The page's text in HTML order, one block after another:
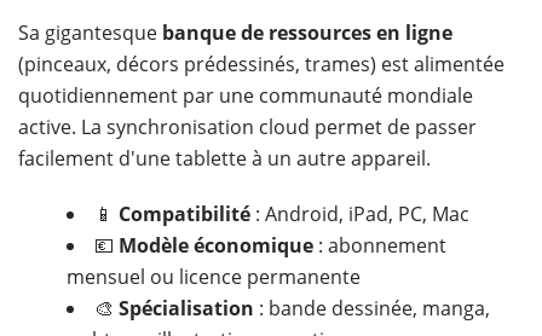
Sa gigantesque banque de ressources en ligne
(pinceaux, décors prédessinés, trames) est alimentée
quotidiennement par une communauté mondiale
active. La synchronisation cloud permet de passer
facilement d'une tablette à un autre appareil.
📱 Compatibilité : Android, iPad, PC, Mac
💶 Modèle économique : abonnement
mensuel ou licence permanente
🎨 Spécialisation : bande dessinée, manga,